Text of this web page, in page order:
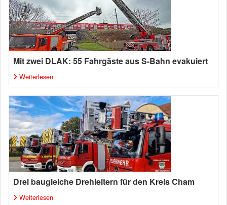
Mit zwei DLAK: 55 Fahrgäste aus S-Bahn evakuiert
Weiterlesen
Drei baugleiche Drehleitern für den Kreis Cham
Weiterlesen